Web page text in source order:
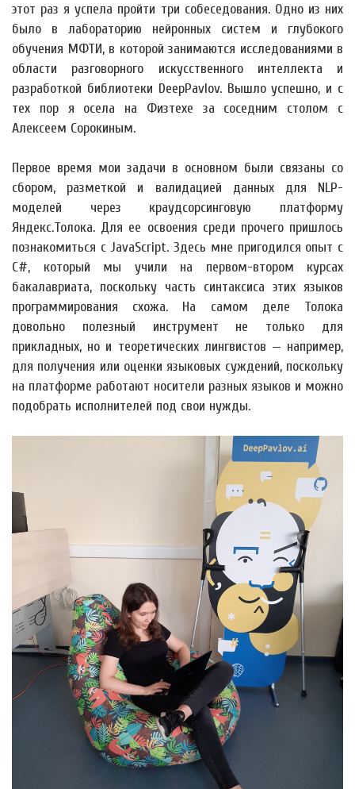
этот раз я успела пройти три собеседования. Одно из них
было в лабораторию нейронных систем и глубокого
обучения МФТИ, в которой занимаются исследованиями в
области разговорного искусственного интеллекта и
разработкой библиотеки DeepPavlov. Вышло успешно, и с
тех пор я осела на Физтехе за соседним столом с
Алексеем Сорокиным.
Первое время мои задачи в основном были связаны со
сбором, разметкой и валидацией данных для NLP-
моделей через краудсорсинговую платформу
Яндекс.Толока. Для ее освоения среди прочего пришлось
познакомиться с JavaScript. Здесь мне пригодился опыт с
C#, который мы учили на первом-втором курсах
бакалавриата, поскольку часть синтаксиса этих языков
программирования схожа. На самом деле Толока
довольно полезный инструмент не только для
прикладных, но и теоретических лингвистов — например,
для получения или оценки языковых суждений, поскольку
на платформе работают носители разных языков и можно
подобрать исполнителей под свои нужды.